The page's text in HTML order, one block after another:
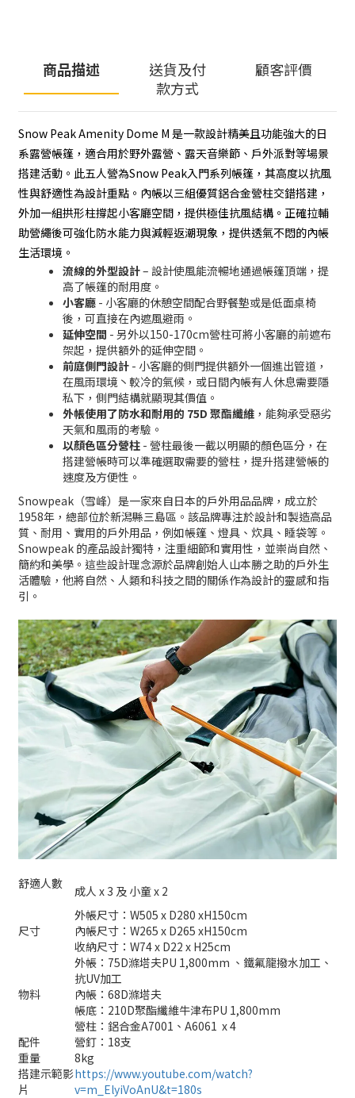
商品描述
送貨及付
款方式
顧客評價
Snow Peak Amenity Dome M 是一款設計精美且功能強大的日
系露營帳篷，適合用於野外露營、露天音樂節、戶外派對等場景
搭建活動。此五人營為Snow Peak入門系列帳篷，其高度以抗風
性與舒適性為設計重點。內帳以三組優質鋁合金營柱交錯搭建，
外加一組拱形柱撐起小客廳空間，提供極佳抗風結構。正確拉輔
助營繩後可強化防水能力與減輕返潮現象，提供透氣不悶的內帳
生活環境。
流線的外型設計– 設計使風能流暢地通過帳篷頂端，提
高了帳篷的耐用度。
小客廳 - 小客廳的休憩空間配合野餐墊或是低面桌椅
後，可直接在內遮風避雨。
延伸空間 - 另外以150-170cm營柱可將小客廳的前遮布
架起，提供額外的延伸空間。
前庭側門設計 - 小客廳的側門提供額外一個進出管道，
在風雨環境丶較冷的氣候，或日間內帳有人休息需要隱
私下，側門結構就顯現其價值。
外帳使用了防水和耐用的 75D 聚酯纖維 ，能夠承受惡劣
天氣和風雨的考驗。
以顏色區分營柱 - 營柱最後一截以明顯的顏色區分，在
搭建營帳時可以準確選取需要的營柱，提升搭建營帳的
速度及方便性。
Snowpeak（雪峰）是一家來自日本的戶外用品品牌，成立於
1958年，總部位於新潟縣三島區。該品牌專注於設計和製造高品
質、耐用、實用的戶外用品，例如帳篷、燈具、炊具、睡袋等。
Snowpeak 的產品設計獨特，注重細節和實用性，並崇尚自然、
簡約和美學。這些設計理念源於品牌創始人山本勝之助的戶外生
活體驗，他將自然、人類和科技之間的關係作為設計的靈感和指
引。
舒適人數 成人 x 3 及 小童 x 2
尺寸
外帳尺寸：W505 x D280 xH150cm
內帳尺寸：W265 x D265 xH150cm
收納尺寸：W74 x D22 x H25cm
物料
外帳：75D滌塔夫PU 1,800mm 、鐵氟龍撥水加工、
抗UV加工
內帳：68D滌塔夫
帳底：210D聚酯纖維牛津布PU 1,800mm
營柱：鋁合金A7001、A6061 x 4
配件
營釘：18支
重量
8kg
搭建示範影
片
https://www.youtube.com/watch?
v=m_ElyiVoAnU&t=180s